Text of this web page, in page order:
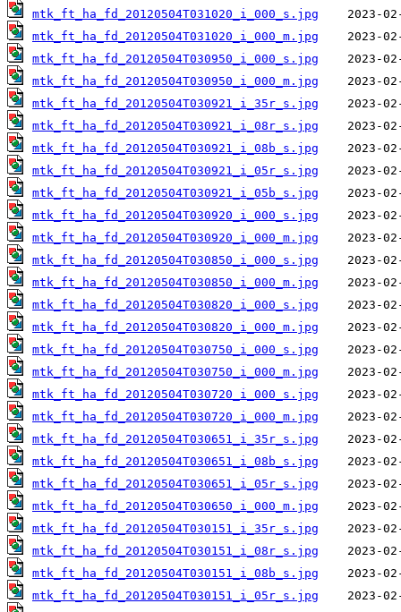
mtk_ft_ha_fd_20120504T031020_i_000_s.jpg
mtk_ft_ha_fd_20120504T031020_i_000_m.jpg
mtk_ft_ha_fd_20120504T030950_i_000_s.jpg
mtk_ft_ha_fd_20120504T030950_i_000_m.jpg
mtk_ft_ha_fd_20120504T030921_i_35r_s.jpg
mtk_ft_ha_fd_20120504T030921_i_08r_s.jpg
mtk_ft_ha_fd_20120504T030921_i_08b_s.jpg
mtk_ft_ha_fd_20120504T030921_i_05r_s.jpg
mtk_ft_ha_fd_20120504T030921_i_05b_s.jpg
mtk_ft_ha_fd_20120504T030920_i_000_s.jpg
mtk_ft_ha_fd_20120504T030920_i_000_m.jpg
mtk_ft_ha_fd_20120504T030850_i_000_s.jpg
mtk_ft_ha_fd_20120504T030850_i_000_m.jpg
mtk_ft_ha_fd_20120504T030820_i_000_s.jpg
mtk_ft_ha_fd_20120504T030820_i_000_m.jpg
mtk_ft_ha_fd_20120504T030750_i_000_s.jpg
mtk_ft_ha_fd_20120504T030750_i_000_m.jpg
mtk_ft_ha_fd_20120504T030720_i_000_s.jpg
mtk_ft_ha_fd_20120504T030720_i_000_m.jpg
mtk_ft_ha_fd_20120504T030651_i_35r_s.jpg
mtk_ft_ha_fd_20120504T030651_i_08b_s.jpg
mtk_ft_ha_fd_20120504T030651_i_05r_s.jpg
mtk_ft_ha_fd_20120504T030650_i_000_m.jpg
mtk_ft_ha_fd_20120504T030151_i_35r_s.jpg
mtk_ft_ha_fd_20120504T030151_i_08r_s.jpg
mtk_ft_ha_fd_20120504T030151_i_08b_s.jpg
mtk_ft_ha_fd_20120504T030151_i_05r_s.jpg